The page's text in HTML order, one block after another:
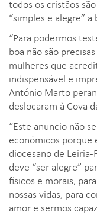
todos os cristãos
“simples e alegre”
“Para podermos
boa não são
mulheres que
indispensável e
António Marto
deslocaram à Cova
“Este anuncio não
económicos porque
diocesano de
deve “ser alegre”
físicos e morais,
nossas vidas, para
amor e sermos